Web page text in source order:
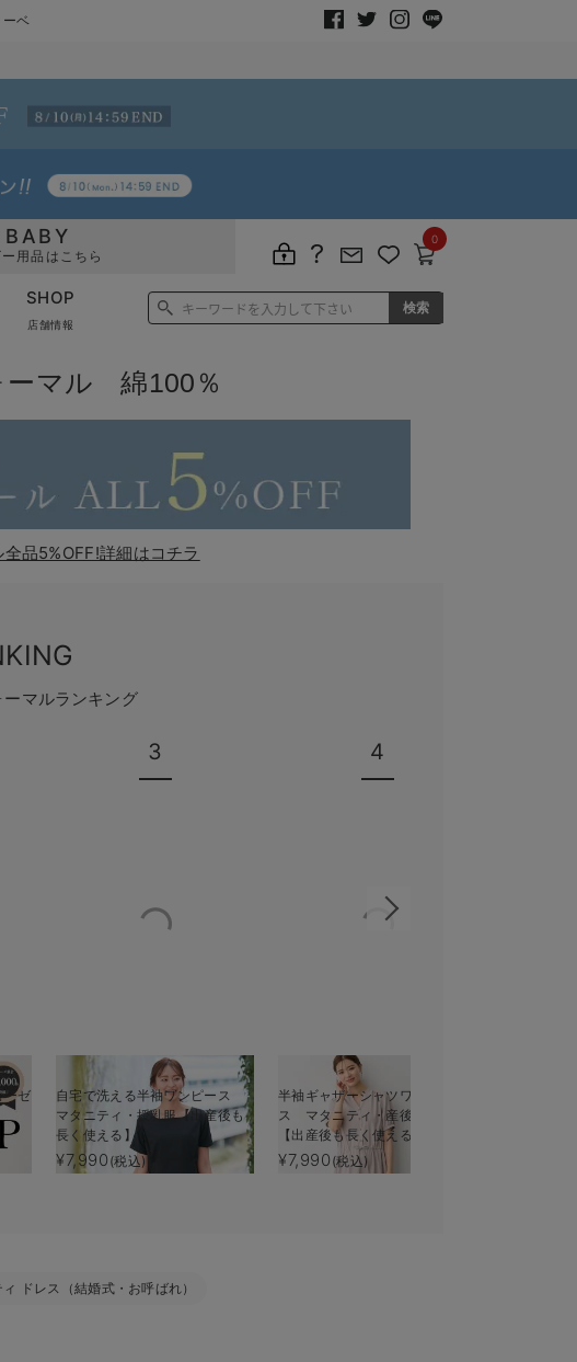
ベ
BABY
用品はこちら
0
SHOP
店舗情報
ーマル 綿100％
品5%OFF!詳細はコチラ
マルランキング
ゼ
3
自宅で洗える半袖ワンピース
マタニティ・授乳服【出産後も
長く使える】
¥7,990 (税込)
4
半袖ギャザーシャツワンピー
ス マタニティ・産後授乳服
【出産後も長く使える】
¥7,990 (税込)
ドレス（結婚式・お呼ばれ）